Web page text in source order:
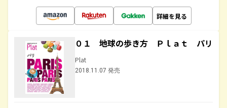
詳細を見る
０１ 地球の歩き方 Ｐｌａｔ パリ
Plat
2018.11.07 発売